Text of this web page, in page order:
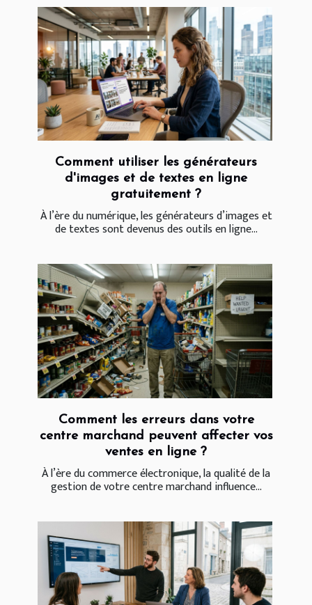
Comment utiliser les générateurs
d'images et de textes en ligne
gratuitement ?
À l’ère du numérique, les générateurs d’images et
de textes sont devenus des outils en ligne...
Comment les erreurs dans votre
centre marchand peuvent affecter vos
ventes en ligne ?
À l’ère du commerce électronique, la qualité de la
gestion de votre centre marchand influence...